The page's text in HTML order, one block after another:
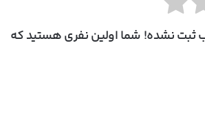
ثبت نشده! شما اولین نفری هستید که